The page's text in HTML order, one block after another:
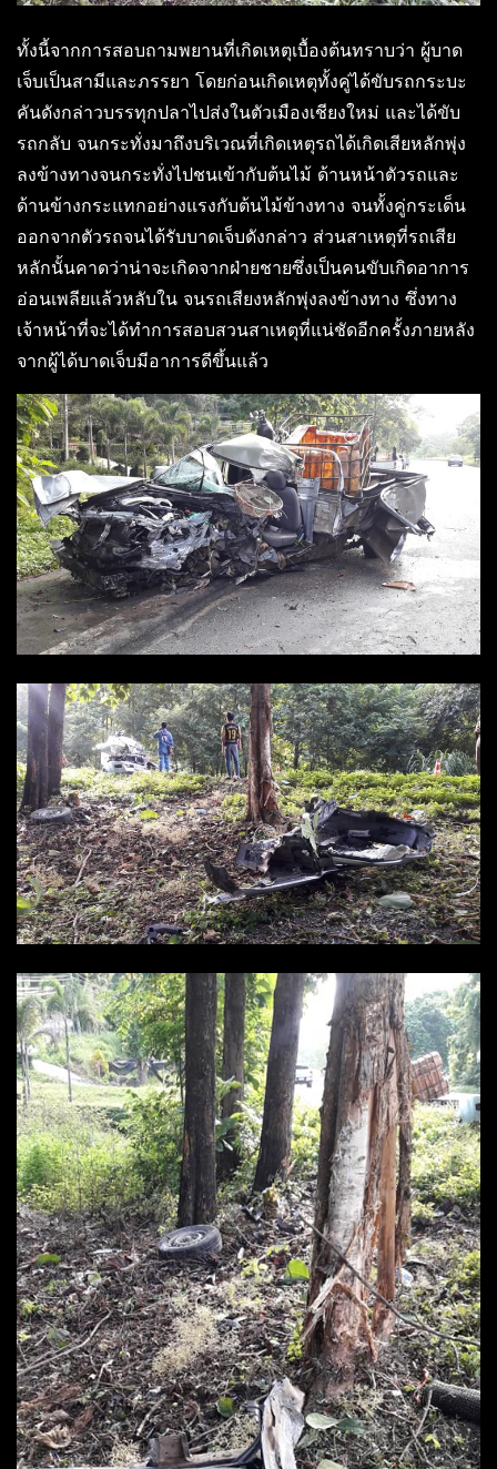
ทั้งนี้จากการสอบถามพยานที่เกิดเหตุเบื้องต้นทราบว่า ผู้บาด
เจ็บเป็นสามีและภรรยา โดยก่อนเกิดเหตุทั้งคู่ได้ขับรถกระบะ
คันดังกล่าวบรรทุกปลาไปส่งในตัวเมืองเชียงใหม่ และได้ขับ
รถกลับ จนกระทั่งมาถึงบริเวณที่เกิดเหตุรถได้เกิดเสียหลักพุ่ง
ลงข้างทางจนกระทั่งไปชนเข้ากับต้นไม้ ด้านหน้าตัวรถและ
ด้านข้างกระแทกอย่างแรงกับต้นไม้ข้างทาง จนทั้งคู่กระเด็น
ออกจากตัวรถจนได้รับบาดเจ็บดังกล่าว ส่วนสาเหตุที่รถเสีย
หลักนั้นคาดว่าน่าจะเกิดจากฝ่ายชายซึ่งเป็นคนขับเกิดอาการ
อ่อนเพลียแล้วหลับใน จนรถเสียงหลักพุ่งลงข้างทาง ซึ่งทาง
เจ้าหน้าที่จะได้ทำการสอบสวนสาเหตุที่แน่ชัดอีกครั้งภายหลัง
จากผู้ได้บาดเจ็บมีอาการดีขึ้นแล้ว